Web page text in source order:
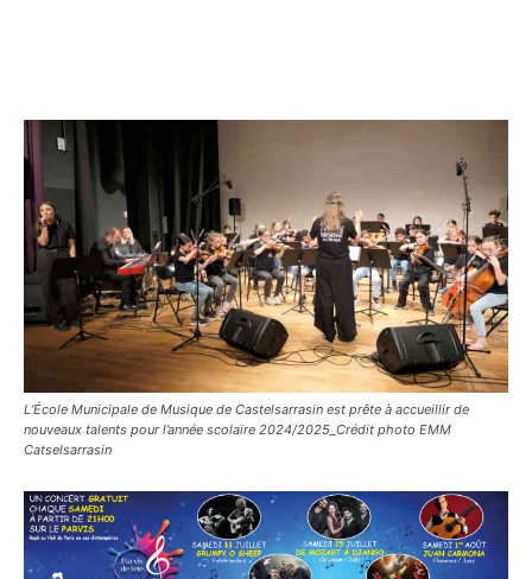
L’École Municipale de Musique de Castelsarrasin est prête à accueillir de
nouveaux talents pour l’année scolaire 2024/2025_Crédit photo EMM
Catselsarrasin